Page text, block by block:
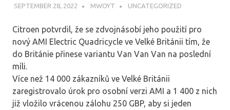
SEPTEMBER 28, 2022 MWOYT UNCATEGORIZED
Citroen potvrdil, že se zdvojnásobí jeho použití pro
nový AMI Electric Quadricycle ve Velké Británii tím, že
do Británie přinese variantu Van Van Van na poslední
míli.
Více než 14 000 zákazníků ve Velké Británii
zaregistrovalo úrok pro osobní verzi AMI a 1 400 z nich
již vložilo vrácenou zálohu 250 GBP, aby si jeden